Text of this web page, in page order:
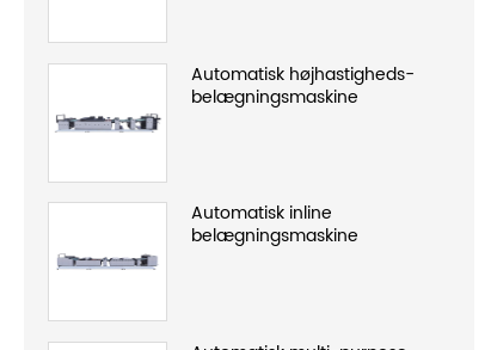
Automatisk højhastigheds-
belægningsmaskine
Automatisk inline
belægningsmaskine